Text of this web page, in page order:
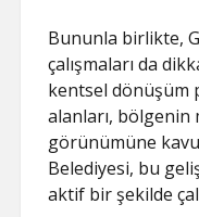
Bununla birlikte,
çalışmaları da
kentsel dönüşüm
alanları,
görünümüne
Belediyesi, bu
aktif bir şekilde